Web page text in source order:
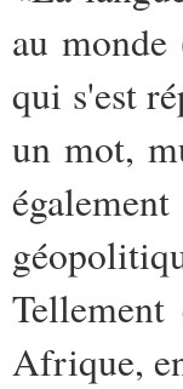
au
qui s'est
un mot,
Afrique,